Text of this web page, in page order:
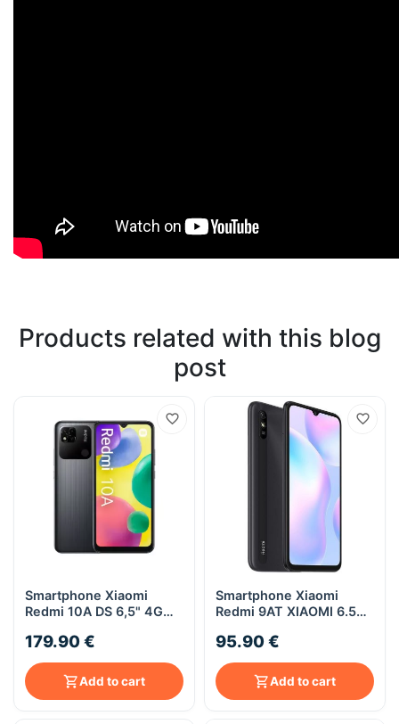
Products related with this blog
post
Smartphone Xiaomi
Redmi 10A DS 6,5" 4G
Gris
179.90 €
Add to cart
Smartphone Xiaomi
Redmi 9AT XIAOMI 6.53
95.90 €
Add to cart